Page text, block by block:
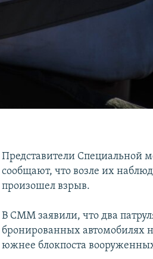
Представители Специальной
сообщают, что возле их
произошел взрыв.
В СММ заявили, что два
бронированных автомобилях
южнее блокпоста